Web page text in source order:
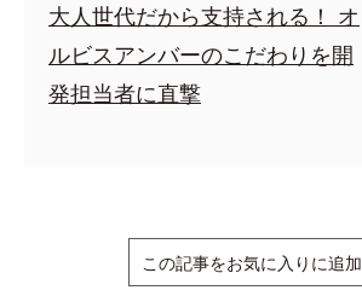
大人世代だから支持される！ オ
ルビスアンバーのこだわりを開
発担当者に直撃
この記事をお気に入りに追加